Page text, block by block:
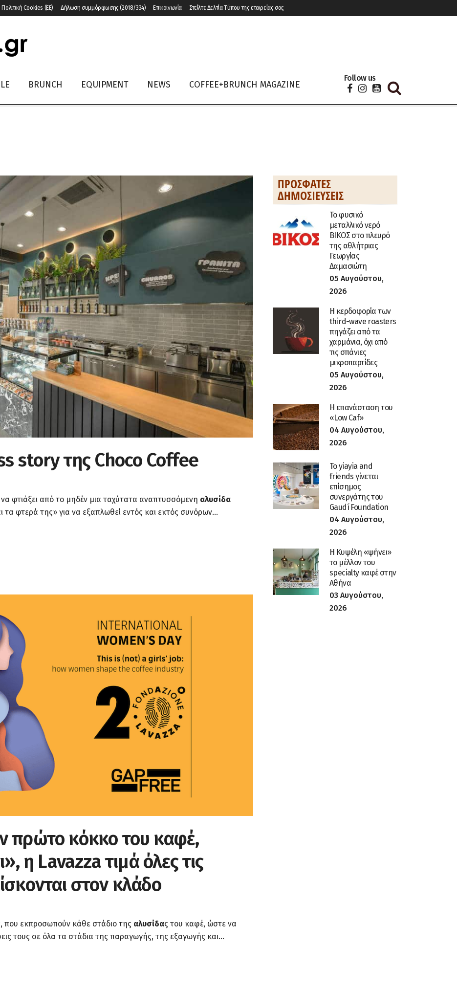
Πολιτική Cookies (ΕΕ) Δήλωση συμμόρφωσης (2018/334) Επικοινωνία Στείλτε Δελτία Τύπου της εταιρείας σας
BRUNCH EQUIPMENT NEWS COFFEE+BRUNCH MAGAZINE
Follow us
story της Choco Coffee
φτιάξει από το μηδέν μια ταχύτατα αναπτυσσόμενη αλυσίδα
φτερά της» για να εξαπλωθεί εντός και εκτός συνόρων...
πρώτο κόκκο του καφέ,
η Lavazza τιμά όλες τις
στον κλάδο
που εκπροσωπούν κάθε στάδιο της αλυσίδας του καφέ, ώστε να
τους σε όλα τα στάδια της παραγωγής, της εξαγωγής και...
ΠΡΌΣΦΑΤΕΣ
ΔΗΜΟΣΙΕΎΣΕΙΣ
Το φυσικό
μεταλλικό νερό
ΒΙΚΟΣ στο πλευρό
της αθλήτριας
Γεωργίας
Δαμασιώτη
05 Αυγούστου,
2026
Η κερδοφορία των
third-wave roasters
πηγάζει από τα
χαρμάνια, όχι από
τις σπάνιες
μικροπαρτίδες
05 Αυγούστου,
2026
Η επανάσταση του
«Low Caf»
04 Αυγούστου,
2026
To yiayia and
friends γίνεται
επίσημος
συνεργάτης του
Gaudí Foundation
04 Αυγούστου,
2026
Η Κυψέλη «ψήνει»
το μέλλον του
specialty καφέ στην
Αθήνα
03 Αυγούστου,
2026